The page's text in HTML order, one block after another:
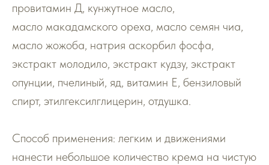
провитамин Д, кунжутное масло,
масло макадамского ореха, масло семян чиа,
масло жожоба, натрия аскорбил фосфа,
экстракт молодило, экстракт кудзу, экстракт
опунции, пчелиный, яд, витамин Е, бензиловый
спирт, этилгексилглицерин, отдушка.
Способ применения: легким и движениями
нанести небольшое количество крема на чистую